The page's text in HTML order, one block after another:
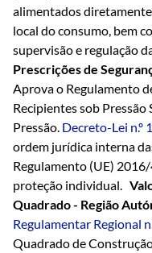
alimentados
local do consumo, bem
supervisão e regulação
Prescrições de
Aprova o Regulamento
Recipientes sob Pressão
Pressão. Decreto-Lei n.º
ordem jurídica interna
Regulamento (UE)
proteção individual.
Quadrado - Região
Regulamentar Regional
Quadrado de